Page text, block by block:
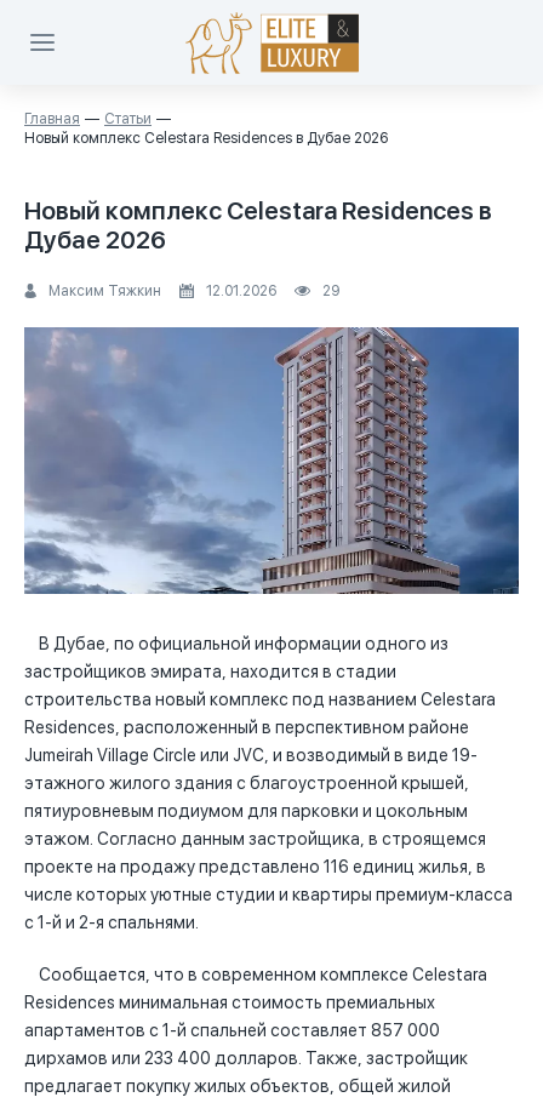
Главная
Статьи
Новый комплекс Celestara Residences в Дубае 2026
Новый комплекс Celestara Residences в
Дубае 2026
Максим Тяжкин 12.01.2026 29
В Дубае, по официальной информации одного из
застройщиков эмирата, находится в стадии
строительства новый комплекс под названием Celestara
Residences, расположенный в перспективном районе
Jumeirah Village Circle или JVC, и возводимый в виде 19-
этажного жилого здания с благоустроенной крышей,
пятиуровневым подиумом для парковки и цокольным
этажом. Согласно данным застройщика, в строящемся
проекте на продажу представлено 116 единиц жилья, в
числе которых уютные студии и квартиры премиум-класса
с 1-й и 2-я спальнями.
Сообщается, что в современном комплексе Celestara
Residences минимальная стоимость премиальных
апартаментов с 1-й спальней составляет 857 000
дирхамов или 233 400 долларов. Также, застройщик
предлагает покупку жилых объектов, общей жилой